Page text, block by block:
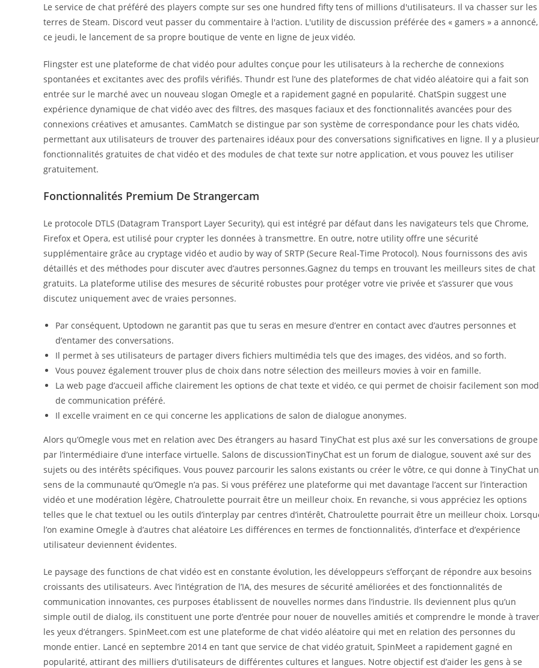
Le service de chat préféré des players compte sur ses one hundred fifty tens of millions d'utilisateurs. Il va chasser sur les
terres de Steam. Discord veut passer du commentaire à l'action. L'utility de discussion préférée des « gamers » a annoncé,
ce jeudi, le lancement de sa propre boutique de vente en ligne de jeux vidéo.
Flingster est une plateforme de chat vidéo pour adultes conçue pour les utilisateurs à la recherche de connexions
spontanées et excitantes avec des profils vérifiés. Thundr est l’une des plateformes de chat vidéo aléatoire qui a fait son
entrée sur le marché avec un nouveau slogan Omegle et a rapidement gagné en popularité. ChatSpin suggest une
expérience dynamique de chat vidéo avec des filtres, des masques faciaux et des fonctionnalités avancées pour des
connexions créatives et amusantes. CamMatch se distingue par son système de correspondance pour les chats vidéo,
permettant aux utilisateurs de trouver des partenaires idéaux pour des conversations significatives en ligne. Il y a
fonctionnalités gratuites de chat vidéo et des modules de chat texte sur notre application, et vous pouvez les utiliser
gratuitement.
Fonctionnalités Premium De Strangercam
Le protocole DTLS (Datagram Transport Layer Security), qui est intégré par défaut dans les navigateurs tels que Chrome,
Firefox et Opera, est utilisé pour crypter les données à transmettre. En outre, notre utility offre une sécurité
supplémentaire grâce au cryptage vidéo et audio by way of SRTP (Secure Real-Time Protocol). Nous fournissons des avis
détaillés et des méthodes pour discuter avec d’autres personnes.Gagnez du temps en trouvant les meilleurs sites de chat
gratuits. La plateforme utilise des mesures de sécurité robustes pour protéger votre vie privée et s’assurer que vous
discutez uniquement avec de vraies personnes.
Par conséquent, Uptodown ne garantit pas que tu seras en mesure d’entrer en contact avec d’autres personnes et
d’entamer des conversations.
Il permet à ses utilisateurs de partager divers fichiers multimédia tels que des images, des vidéos, and so forth.
Vous pouvez également trouver plus de choix dans notre sélection des meilleurs movies à voir en famille.
La web page d’accueil affiche clairement les options de chat texte et vidéo, ce qui permet de choisir facilement son
de communication préféré.
Il excelle vraiment en ce qui concerne les applications de salon de dialogue anonymes.
Alors qu’Omegle vous met en relation avec Des étrangers au hasard TinyChat est plus axé sur les conversations de groupe
par l’intermédiaire d’une interface virtuelle. Salons de discussionTinyChat est un forum de dialogue, souvent axé sur des
sujets ou des intérêts spécifiques. Vous pouvez parcourir les salons existants ou créer le vôtre, ce qui donne à TinyChat un
sens de la communauté qu’Omegle n’a pas. Si vous préférez une plateforme qui met davantage l’accent sur l’interaction
vidéo et une modération légère, Chatroulette pourrait être un meilleur choix. En revanche, si vous appréciez les options
telles que le chat textuel ou les outils d’interplay par centres d’intérêt, Chatroulette pourrait être un meilleur choix.
l’on examine Omegle à d’autres chat aléatoire Les différences en termes de fonctionnalités, d’interface et d’expérience
utilisateur deviennent évidentes.
Le paysage des functions de chat vidéo est en constante évolution, les développeurs s’efforçant de répondre aux besoins
croissants des utilisateurs. Avec l’intégration de l’IA, des mesures de sécurité améliorées et des fonctionnalités de
communication innovantes, ces purposes établissent de nouvelles normes dans l’industrie. Ils deviennent plus qu’un
simple outil de dialog, ils constituent une porte d’entrée pour nouer de nouvelles amitiés et comprendre le monde à
les yeux d’étrangers. SpinMeet.com est une plateforme de chat vidéo aléatoire qui met en relation des personnes du
monde entier. Lancé en septembre 2014 en tant que service de chat vidéo gratuit, SpinMeet a rapidement gagné en
popularité, attirant des milliers d’utilisateurs de différentes cultures et langues. Notre objectif est d’aider les gens à se